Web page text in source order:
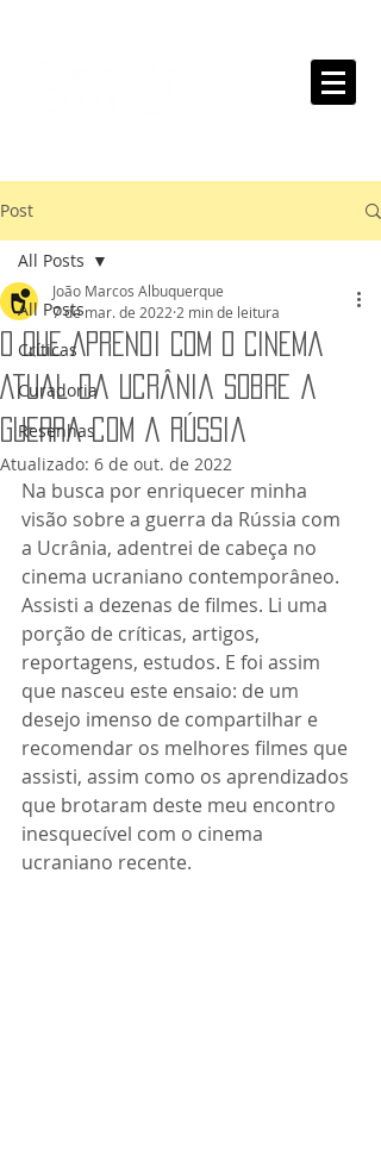
Post
All Posts
Críticas
Curadoria
Resenhas
All Posts
O Que Aprendi Com o Cinema
Atual da Ucrânia Sobre a
Guerra com a Rússia
João Marcos Albuquerque
7 de mar. de 2022 2 min de leitura
Atualizado: 6 de out. de 2022
Na busca por enriquecer minha
visão sobre a guerra da Rússia com
a Ucrânia, adentrei de cabeça no
cinema ucraniano contemporâneo.
Assisti a dezenas de filmes. Li uma
porção de críticas, artigos,
reportagens, estudos. E foi assim
que nasceu este ensaio: de um
desejo imenso de compartilhar e
recomendar os melhores filmes que
assisti, assim como os aprendizados
que brotaram deste meu encontro
inesquecível com o cinema
ucraniano recente.